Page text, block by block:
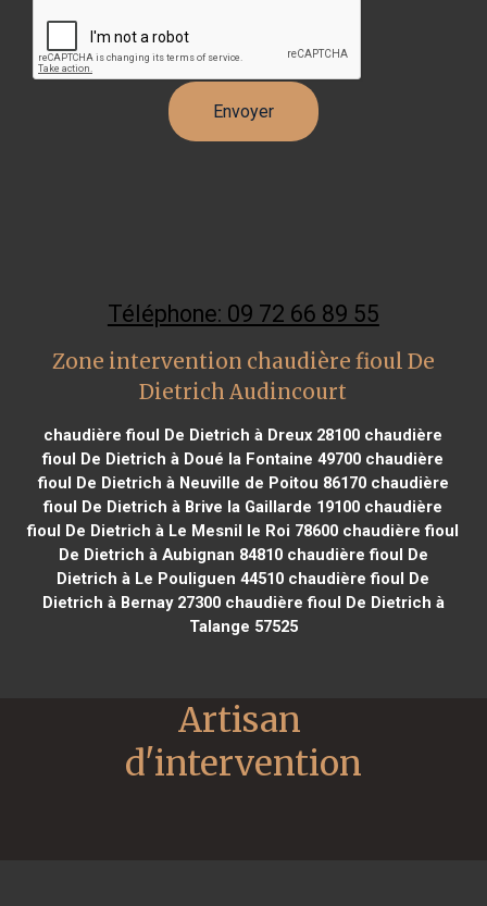
Téléphone: 09 72 66 89 55
Zone intervention chaudière fioul De
Dietrich Audincourt
chaudière fioul De Dietrich à Dreux 28100 chaudière
fioul De Dietrich à Doué la Fontaine 49700 chaudière
fioul De Dietrich à Neuville de Poitou 86170chaudière
fioul De Dietrich à Brive la Gaillarde 19100 chaudière
fioul De Dietrich à Le Mesnil le Roi 78600 chaudière fioul
De Dietrich à Aubignan 84810chaudière fioul De
Dietrich à Le Pouliguen 44510 chaudière fioul De
Dietrich à Bernay 27300chaudière fioul De Dietrich à
Talange 57525
Artisan
d'intervention